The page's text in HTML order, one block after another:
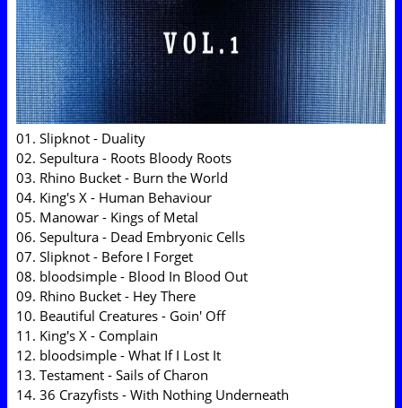
01. Slipknot - Duality
02. Sepultura - Roots Bloody Roots
03. Rhino Bucket - Burn the World
04. King's X - Human Behaviour
05. Manowar - Kings of Metal
06. Sepultura - Dead Embryonic Cells
07. Slipknot - Before I Forget
08. bloodsimple - Blood In Blood Out
09. Rhino Bucket - Hey There
10. Beautiful Creatures - Goin' Off
11. King's X - Complain
12. bloodsimple - What If I Lost It
13. Testament - Sails of Charon
14. 36 Crazyfists - With Nothing Underneath